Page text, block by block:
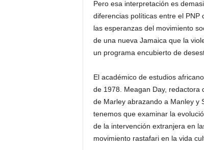
Pero esa interpretación es
diferencias políticas entre el PNP
las esperanzas del movimiento
de una nueva Jamaica que la
un programa encubierto de
El académico de estudios
de 1978. Meagan Day, redactora
de Marley abrazando a Manley y
tenemos que examinar la
de la intervención extranjera en
movimiento rastafari en la vida